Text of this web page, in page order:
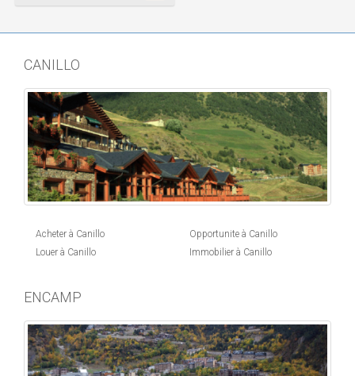
CANILLO
Acheter à Canillo
Louer à Canillo
Opportunite à Canillo
Immobilier à Canillo
ENCAMP